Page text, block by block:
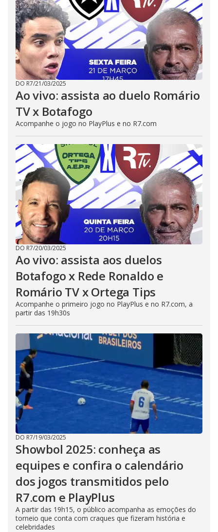
DO R7/21/03/2025
Ao vivo: assista ao duelo Romário
TV x Botafogo
Acompanhe o jogo no PlayPlus e no R7.com
DO R7/20/03/2025
Ao vivo: assista aos duelos
Botafogo x Rede Ronaldo e
Romário TV x Ortega Tips
Acompanhe o primeiro jogo no PlayPlus e no R7.com, a
partir das 19h30s
DO R7/19/03/2025
Showbol 2025: conheça as
equipes e confira o calendário
dos jogos transmitidos pelo
R7.com e PlayPlus
A partir das 19h15, o público acompanha as emoções do
torneio que conta com craques que fizeram história e
celebridades